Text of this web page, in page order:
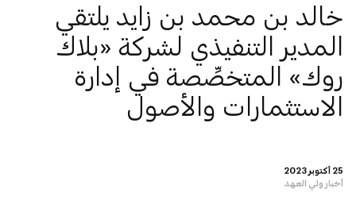
25 أكتوبر 2023
أخبار ولي العهد
خالد بن محمد بن زايد يلتقي
المدير التنفيذي لشركة «بلاك
روك» المتخصِّصة في إدارة
الاستثمارات والأصول